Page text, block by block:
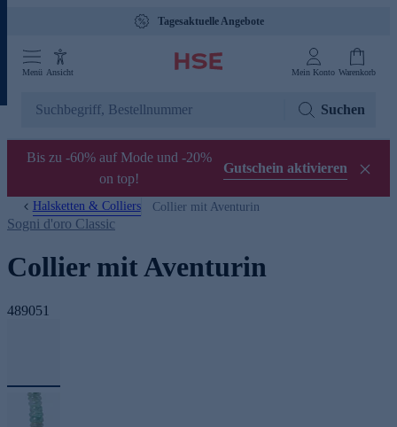
Tagesaktuelle Angebote
Menü Ansicht Mein Konto Warenkorb
Suchen
Bis zu -60% auf Mode und -20%
on top!
Gutschein aktivieren
Halsketten & Colliers Collier mit Aventurin
Sogni d'oro Classic
Collier mit Aventurin
489051